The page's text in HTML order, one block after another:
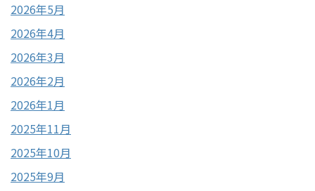
2026年5月
2026年4月
2026年3月
2026年2月
2026年1月
2025年11月
2025年10月
2025年9月